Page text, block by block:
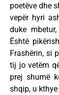
poetëve dhe
vepër hyri
duke
Është
Frashërin, si
tij jo vetëm
prej shumë
shqip, u